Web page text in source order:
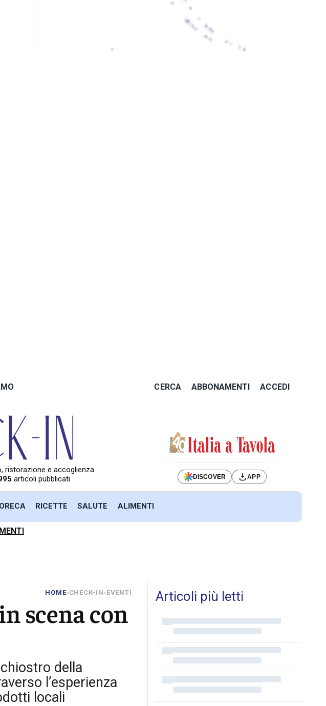
CERCA ABBONAMENTI ACCEDI
ristorazione e accoglienza
articoli pubblicati DISCOVER APP
RICETTE SALUTE ALIMENTI
HOME»CHECK-IN »EVENTI
scena con
della
l’esperienza
locali
Articoli più letti